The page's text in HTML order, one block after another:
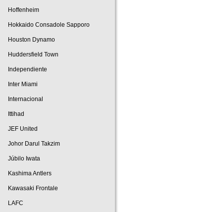
Hoffenheim
Hokkaido Consadole Sapporo
Houston Dynamo
Huddersfield Town
Independiente
Inter Miami
Internacional
Ittihad
JEF United
Johor Darul Takzim
Júbilo Iwata
Kashima Antlers
Kawasaki Frontale
LAFC